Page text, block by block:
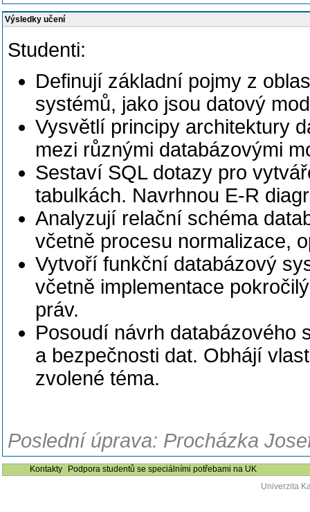
Výsledky učení
Studenti:
Definují základní pojmy z
systémů, jako jsou datový
Vysvětlí principy architektury
mezi různými databázovými
Sestaví SQL dotazy pro
tabulkách. Navrhnou E-R
Analyzují relační schéma
včetně procesu normalizace,
Vytvoří funkční databázový
včetně implementace
práv.
Posoudí návrh databázového
a bezpečnosti dat. Obhájí
zvolené téma.
Poslední úprava: Procházka
Kontakty
Podpora studentů se speciálními potřebami na UK
Univerzita